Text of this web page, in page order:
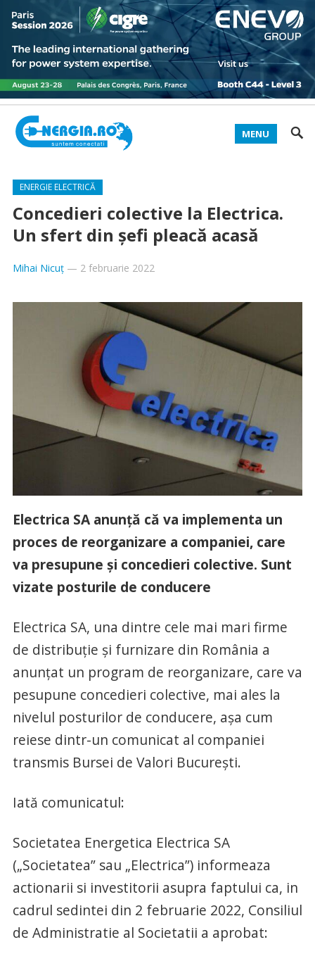
MENU
ENERGIE ELECTRICĂ
Concedieri colective la Electrica.
Un sfert din șefi pleacă acasă
Mihai Nicuț— 2 februarie 2022
Electrica SA anunță că va implementa un
proces de reorganizare a companiei, care
va presupune și concedieri colective. Sunt
vizate posturile de conducere
Electrica SA, una dintre cele mai mari firme
de distribuție și furnizare din România a
anunțat un program de reorganizare, care va
pesupune concedieri colective, mai ales la
nivelul posturilor de conducere, așa cum
reiese dintr-un comunicat al companiei
transmis Bursei de Valori București.
Iată comunicatul:
Societatea Energetica Electrica SA
(„Societatea” sau „Electrica”) informeaza
actionarii si investitorii asupra faptului ca, in
cadrul sedintei din 2 februarie 2022, Consiliul
de Administratie al Societatii a aprobat: